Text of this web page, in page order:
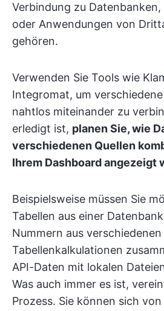
Verbindung zu
oder Anwendungen von
gehören.
Verwenden Sie Tools wie
Integromat, um
nahtlos miteinander zu
erledigt ist, planen Sie, wie
verschiedenen Quellen
Ihrem Dashboard angezeigt
Beispielsweise müssen Sie
Tabellen aus einer
Nummern aus verschiedenen
Tabellenkalkulationen
API-Daten mit lokalen
Was auch immer es ist,
Prozess. Sie können sich von